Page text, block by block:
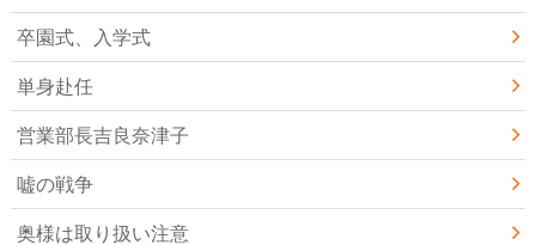
卒園式、入学式
単身赴任
営業部長吉良奈津子
嘘の戦争
奥様は取り扱い注意